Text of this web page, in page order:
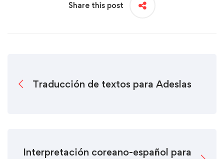
Share this post
Traducción de textos para Adeslas
Interpretación coreano-español para